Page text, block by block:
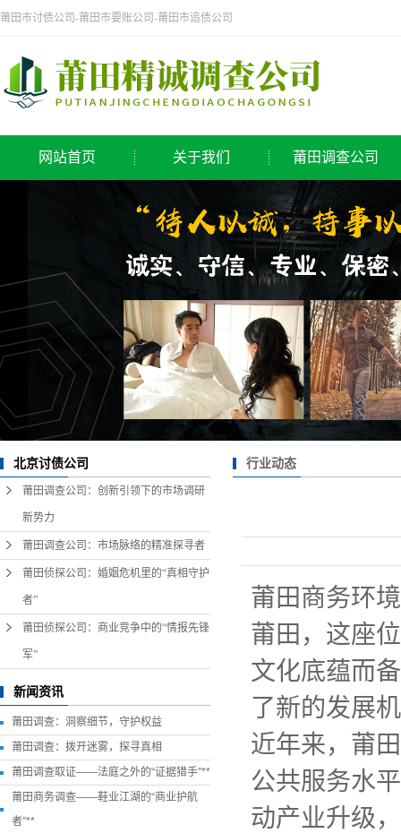
莆田市讨债公司-莆田市要账公司-莆田市追债公司
网站首页 关于我们
公司简介
莆田调查公司
莆田调查公司
侦探公司
调查公司
取证公司
寻人公司
北京讨债公司
莆田调查公司：创新引领下的市场调研
新势力
莆田调查公司：市场脉络的精准探寻者
莆田侦探公司：婚姻危机里的“真相守护
者”
莆田侦探公司：商业竞争中的“情报先锋
军”
新闻资讯
莆田调查：洞察细节，守护权益
莆田调查：拨开迷雾，探寻真相
莆田调查取证——法庭之外的“证据猎手”**
莆田商务调查——鞋业江湖的“商业护航
者”**
行业动态
莆田商务环
莆田，这座
文化底蕴而
了新的发展
近年来，莆
公共服务水
动产业升级